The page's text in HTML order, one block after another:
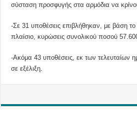
σύσταση προσφυγής στα αρμόδια να
-Σε 31 υποθέσεις επιβλήθηκαν, με βάση το
πλαίσιο, κυρώσεις συνολικού ποσού
-Ακόμα 43 υποθέσεις, εκ των τελευταίων
σε εξέλιξη.